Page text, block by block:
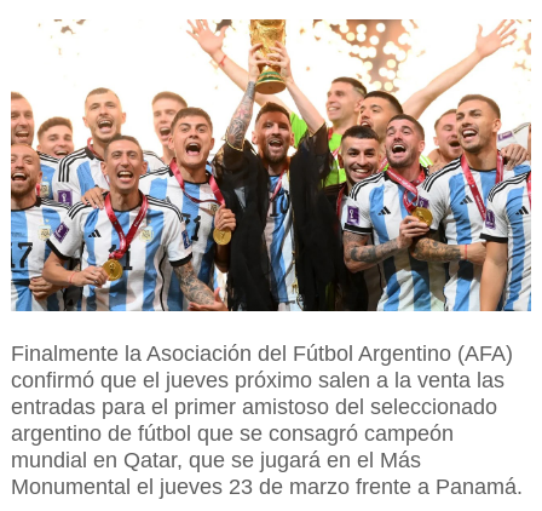
Finalmente la Asociación del Fútbol Argentino (AFA)
confirmó que el jueves próximo salen a la venta las
entradas para el primer amistoso del seleccionado
argentino de fútbol que se consagró campeón
mundial en Qatar, que se jugará en el Más
Monumental el jueves 23 de marzo frente a Panamá.